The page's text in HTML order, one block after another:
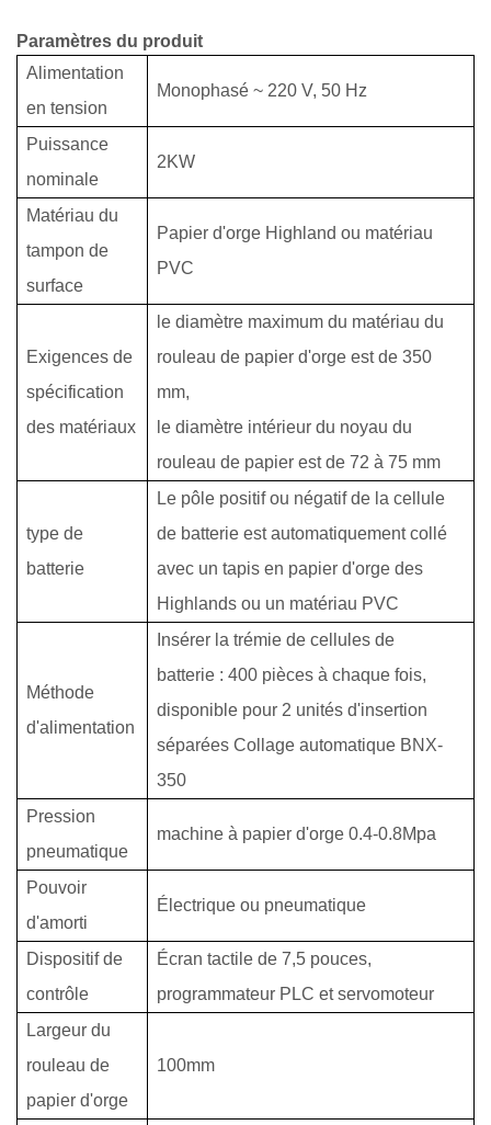
Paramètres du produit
Alimentation
en tension
Monophasé ~ 220 V, 50 Hz
Puissance
nominale
2KW
Matériau du
tampon de
surface
Papier d'orge Highland ou matériau
PVC
Exigences de
spécification
des matériaux
le diamètre maximum du matériau du
rouleau de papier d'orge est de 350
mm,
le diamètre intérieur du noyau du
rouleau de papier est de 72 à 75 mm
type de
batterie
Le pôle positif ou négatif de la cellule
de batterie est automatiquement collé
avec un tapis en papier d'orge des
Highlands ou un matériau PVC
Méthode
d'alimentation
Insérer la trémie de cellules de
batterie : 400 pièces à chaque fois,
disponible pour 2 unités d'insertion
séparées Collage automatique BNX-
350
Pression
pneumatique
machine à papier d'orge 0.4-0.8Mpa
Pouvoir
d'amorti
Électrique ou pneumatique
Dispositif de
contrôle
Écran tactile de 7,5 pouces,
programmateur PLC et servomoteur
Largeur du
rouleau de
papier d'orge
100mm